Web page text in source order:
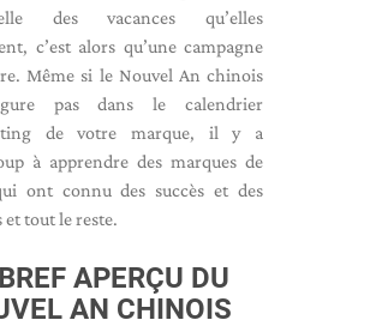
des vacances qu’elles
c’est alors qu’une campagne
Même si le Nouvel An chinois
pas dans le calendrier
de votre marque, il y a
à apprendre des marques de
ont connu des succès et des
et tout le reste.
APERÇU DU
AN CHINOIS